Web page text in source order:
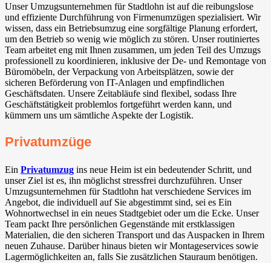
Unser Umzugsunternehmen für Stadtlohn ist auf die reibungslose
und effiziente Durchführung von Firmenumzügen spezialisiert. Wir
wissen, dass ein Betriebsumzug eine sorgfältige Planung erfordert,
um den Betrieb so wenig wie möglich zu stören. Unser routiniertes
Team arbeitet eng mit Ihnen zusammen, um jeden Teil des Umzugs
professionell zu koordinieren, inklusive der De- und Remontage von
Büromöbeln, der Verpackung von Arbeitsplätzen, sowie der
sicheren Beförderung von IT-Anlagen und empfindlichen
Geschäftsdaten. Unsere Zeitabläufe sind flexibel, sodass Ihre
Geschäftstätigkeit problemlos fortgeführt werden kann, und
kümmern uns um sämtliche Aspekte der Logistik.
Privatumzüge
Ein Privatumzug ins neue Heim ist ein bedeutender Schritt, und
unser Ziel ist es, ihn möglichst stressfrei durchzuführen. Unser
Umzugsunternehmen für Stadtlohn hat verschiedene Services im
Angebot, die individuell auf Sie abgestimmt sind, sei es Ein
Wohnortwechsel in ein neues Stadtgebiet oder um die Ecke. Unser
Team packt Ihre persönlichen Gegenstände mit erstklassigen
Materialien, die den sicheren Transport und das Auspacken in Ihrem
neuen Zuhause. Darüber hinaus bieten wir Montageservices sowie
Lagermöglichkeiten an, falls Sie zusätzlichen Stauraum benötigen.